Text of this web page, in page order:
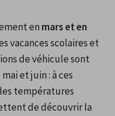
en mars et en
vacances scolaires et
de véhicule sont
et juin : à ces
températures
de découvrir la